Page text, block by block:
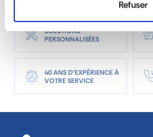
Refuser
SOLUTIONS
PERSONNALISÉES
40 ANS D'EXPÉRIENCE À
VOTRE SERVICE